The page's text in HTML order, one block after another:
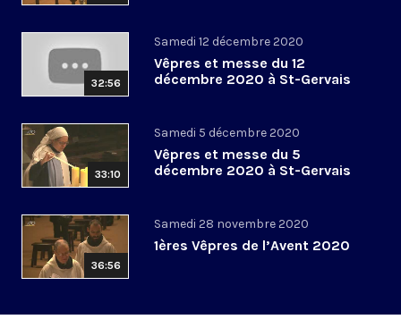
32:56
Samedi 12 décembre 2020
Vêpres et messe du 12
décembre 2020 à St-Gervais
33:10
Samedi 5 décembre 2020
Vêpres et messe du 5
décembre 2020 à St-Gervais
36:56
Samedi 28 novembre 2020
1ères Vêpres de l’Avent 2020